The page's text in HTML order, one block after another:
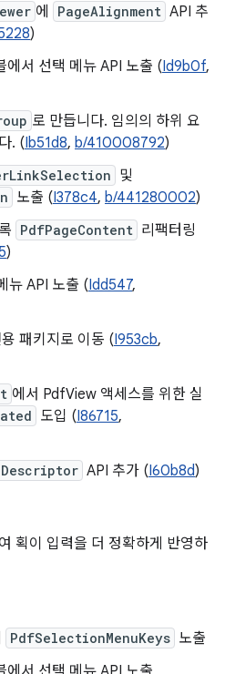
에 PageAlignment API 추
)
에서 선택 메뉴 API 노출 (Id9b0f,
로 만듭니다. 임의의 하위 요
. (Ib51d8, b/410008792)
및
노출 (I378c4, b/441280002)
PdfPageContent 리팩터링
)
뉴 API 노출 (Idd547,
패키지로 이동 (I953cb,
에서 PdfView 액세스를 위한 실
도입 (I86715,
API 추가 (I60b8d)
획이 입력을 더 정확하게 반영하
PdfSelectionMenuKeys 노출